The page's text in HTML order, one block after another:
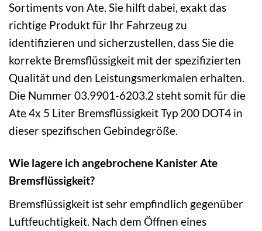
Sortiments von Ate. Sie hilft dabei, exakt das
richtige Produkt für Ihr Fahrzeug zu
identifizieren und sicherzustellen, dass Sie die
korrekte Bremsflüssigkeit mit der spezifizierten
Qualität und den Leistungsmerkmalen erhalten.
Die Nummer 03.9901-6203.2 steht somit für die
Ate 4x 5 Liter Bremsflüssigkeit Typ 200 DOT4 in
dieser spezifischen Gebindegröße.
Wie lagere ich angebrochene Kanister Ate
Bremsflüssigkeit?
Bremsflüssigkeit ist sehr empfindlich gegenüber
Luftfeuchtigkeit. Nach dem Öffnen eines